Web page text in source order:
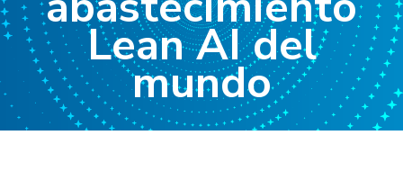
Lean AI del
mundo